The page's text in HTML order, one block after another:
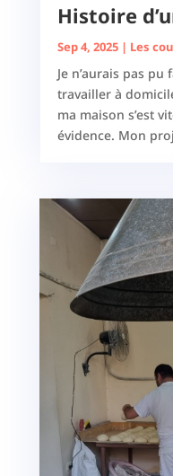
Histoire
Sep 4, 2025| Les
Je n’aurais pas
travailler à
ma maison s’est
évidence. Mon